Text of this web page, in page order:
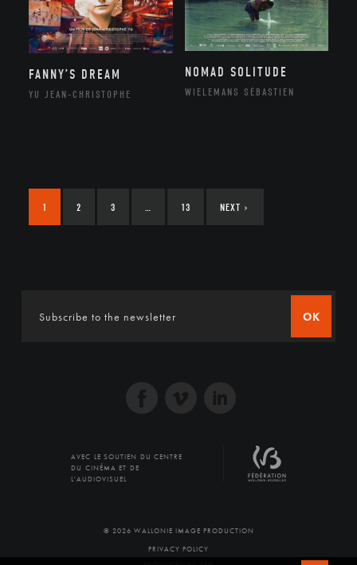
FANNY’S DREAM
YU JEAN-CHRISTOPHE
NOMAD SOLITUDE
WIELEMANS SÉBASTIEN
1 2 3 … 13 NEXT ›
OK
AVEC LE SOUTIEN DU CENTRE
DU CINÉMA ET DE
L'AUDIOVISUEL
© 2026 WALLONIE IMAGE PRODUCTION
PRIVACY POLICY